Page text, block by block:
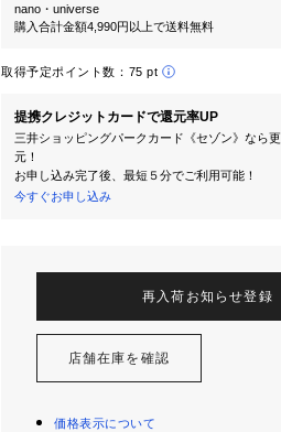
nano・universe
購入合計金額4,990円以上で送料無料
取得予定ポイント数： 75 pt
提携クレジットカードで還元率UP
三井ショッピングパークカード《セゾン》なら
元！
お申し込み完了後、最短５分でご利用可能！
今すぐお申し込み
再入荷お知らせ登録
店舗在庫を確認
価格表示について